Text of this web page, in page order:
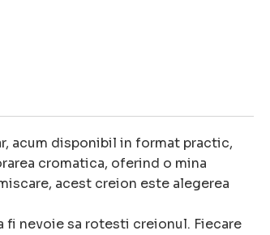
acum disponibil in format practic,
cromatica, oferind o mina
acest creion este alegerea
nevoie sa rotesti creionul. Fiecare